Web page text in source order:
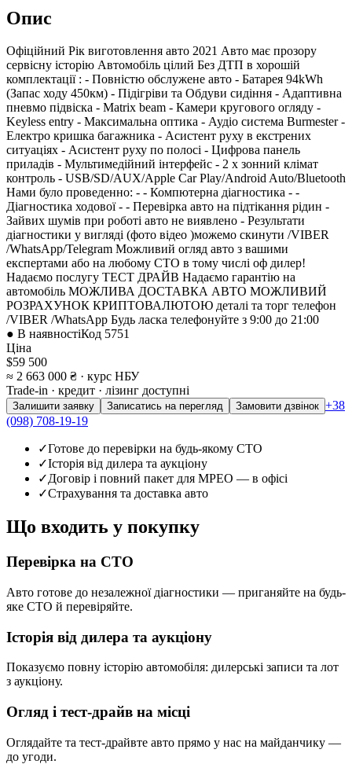
Опис
Офіційний Рік виготовлення авто 2021 Авто має прозору
сервісну історію Aвтомобіль цілий Без ДТП в хорошій
комплектації : - Повністю обслужене авто - Батарея 94kWh
(Запас ходу 450км) - Підігріви та Обдуви сидіння - Адаптивна
пневмо підвіска - Matrix beam - Камери кругового огляду -
Keyless entry - Максимальна оптика - Аудіо система Burmester -
Електро кришка багажника - Асистент руху в екстрених
ситуаціях - Асистент руху по полосі - Цифрова панель
приладів - Мультимедійний інтерфейс - 2 х зонний клімат
контроль - USB/SD/AUX/Apple Car Play/Android Auto/Bluetooth
Нами було проведенно: - - Компютерна діагностика - -
Діагностика ходової - - Перевірка авто на підтікання рідин -
Зайвих шумів при роботі авто не виявлено - Результати
діагностики у вигляді (фото відео )можемо скинути /VIBER
/WhatsApp/Telegram Можливий огляд авто з вашими
експертами або на любому СТО в тому числі оф дилер!
Надаємо послугу ТЕСТ ДРАЙВ Надаємо гарантію на
автомобіль МОЖЛИВА ДОСТАВКА АВТО МОЖЛИВИЙ
РОЗРАХУНОК КРИПТОВАЛЮТОЮ деталі та торг телефон
/VIBER /WhatsApp Будь ласка телефонуйте з 9:00 до 21:00
● В наявностіКод 5751
Ціна
$59 500
≈ 2 663 000 ₴ · курс НБУ
Trade-in · кредит · лізинг доступні
Залишити заявку Записатись на перегляд Замовити дзвінок +38
(098) 708-19-19
✓Готове до перевірки на будь-якому СТО
✓Історія від дилера та аукціону
✓Договір і повний пакет для МРЕО — в офісі
✓Страхування та доставка авто
Що входить у покупку
Перевірка на СТО
Авто готове до незалежної діагностики — приганяйте на будь-
яке СТО й перевіряйте.
Історія від дилера та аукціону
Показуємо повну історію автомобіля: дилерські записи та лот
з аукціону.
Огляд і тест-драйв на місці
Оглядайте та тест-драйвте авто прямо у нас на майданчику —
до угоди.